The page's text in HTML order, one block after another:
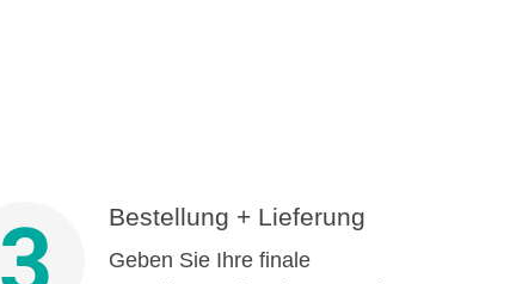
Bestellung + Lieferung
Geben Sie Ihre finale